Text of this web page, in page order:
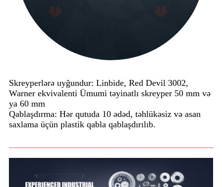
Skreyperlərə uyğundur: Linbide, Red Devil 3002,
Warner ekvivalenti Ümumi təyinatlı skreyper 50 mm və
ya 60 mm
Qablaşdırma: Hər qutuda 10 ədəd, təhlükəsiz və asan
saxlama üçün plastik qabla qablaşdırılıb.